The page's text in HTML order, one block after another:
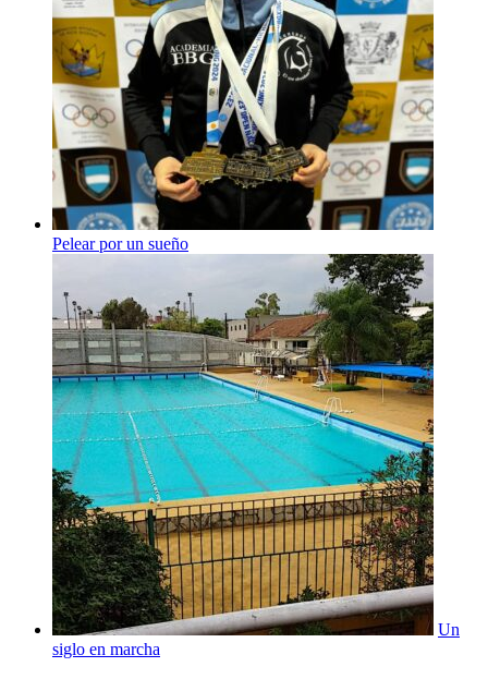
Pelear por un sueño
Un
siglo en marcha